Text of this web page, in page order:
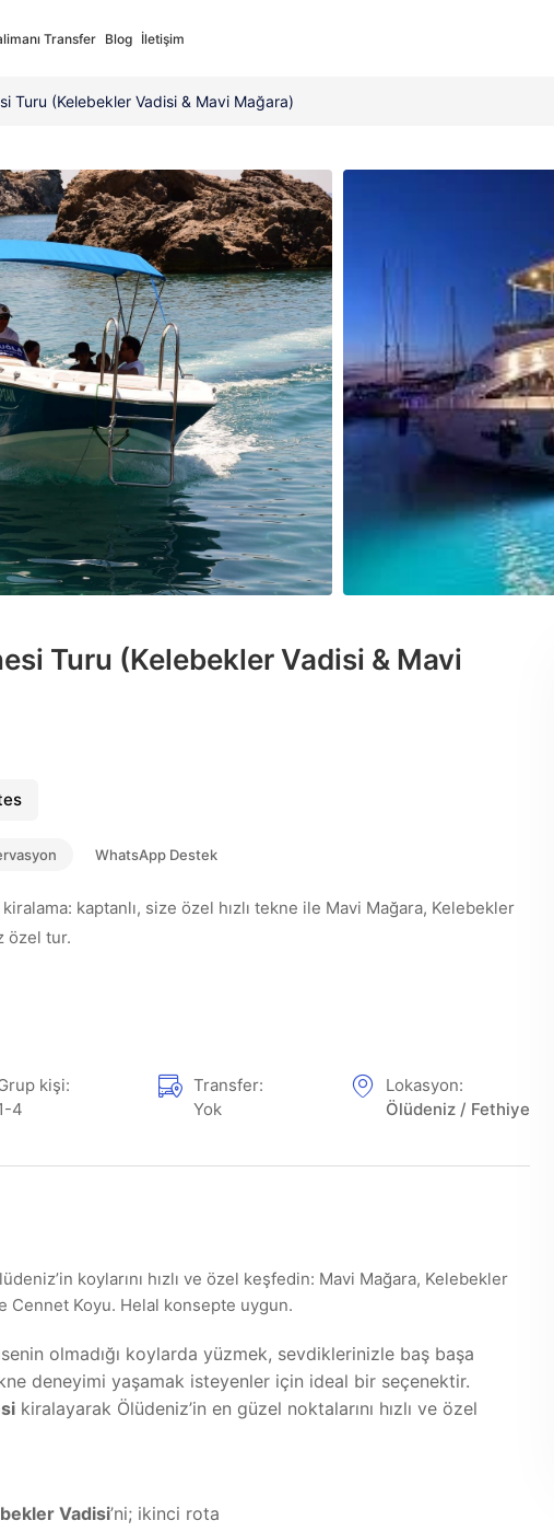
Transfer Blog İletişim
English
English
✓Full Support
Deutsch
German
✓ Full Support
Русский
Russian
Français
French
Full Support
فارسی
Persian
Italiano
Italian
한국어
Korean
日本語
Japanese
Svenska
Swedish
Serbian Hungarian
Turu (Kelebekler Vadisi & Mavi Mağara)
Turu (Kelebekler Vadisi & Mavi
WhatsApp Destek
kaptanlı, size özel hızlı tekne ile Mavi Mağara, Kelebekler
özel tur.
kişi:
4
Transfer:
Yok
Lokasyon:
Ölüdeniz / Fethiye
koylarını hızlı ve özel keşfedin: Mavi Mağara, Kelebekler
Cennet Koyu. Helal konsepte uygun.
olmadığı koylarda yüzmek, sevdiklerinizle baş başa
deneyimi yaşamak isteyenler için ideal bir seçenektir.
kiralayarak Ölüdeniz’in en güzel noktalarını hızlı ve özel
Vadisi’ni; ikinci rota